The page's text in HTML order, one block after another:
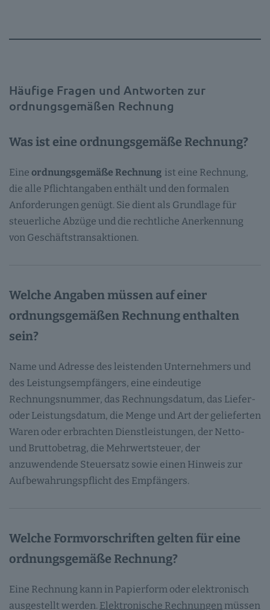
Häufige Fragen und Antworten zur
ordnungsgemäßen Rechnung
Was ist eine ordnungsgemäße Rechnung?
Eine ordnungsgemäße Rechnung ist eine Rechnung,
die alle Pflichtangaben enthält und den formalen
Anforderungen genügt. Sie dient als Grundlage für
steuerliche Abzüge und die rechtliche Anerkennung
von Geschäftstransaktionen.
Welche Angaben müssen auf einer
ordnungsgemäßen Rechnung enthalten
sein?
Name und Adresse des leistenden Unternehmers und
des Leistungsempfängers, eine eindeutige
Rechnungsnummer, das Rechnungsdatum, das Liefer-
oder Leistungsdatum, die Menge und Art der gelieferten
Waren oder erbrachten Dienstleistungen, der Netto-
und Bruttobetrag, die Mehrwertsteuer, der
anzuwendende Steuersatz sowie einen Hinweis zur
Aufbewahrungspflicht des Empfängers.
Welche Formvorschriften gelten für eine
ordnungsgemäße Rechnung?
Eine Rechnung kann in Papierform oder elektronisch
ausgestellt werden. Elektronische Rechnungen müssen